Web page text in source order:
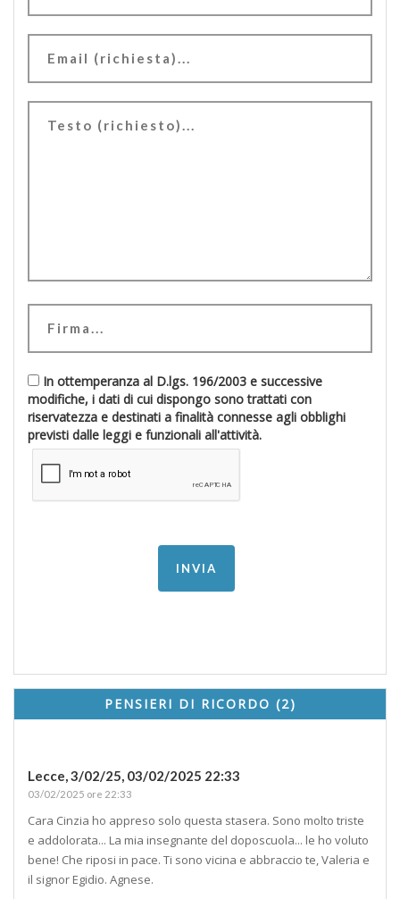
In ottemperanza al D.lgs. 196/2003 e successive
modifiche, i dati di cui dispongo sono trattati con
riservatezza e destinati a finalità connesse agli obblighi
previsti dalle leggi e funzionali all'attività.
PENSIERI DI RICORDO (2)
Lecce, 3/02/25, 03/02/2025 22:33
03/02/2025 ore 22:33
Cara Cinzia ho appreso solo questa stasera. Sono molto triste
e addolorata... La mia insegnante del doposcuola... le ho voluto
bene! Che riposi in pace. Ti sono vicina e abbraccio te, Valeria e
il signor Egidio. Agnese.